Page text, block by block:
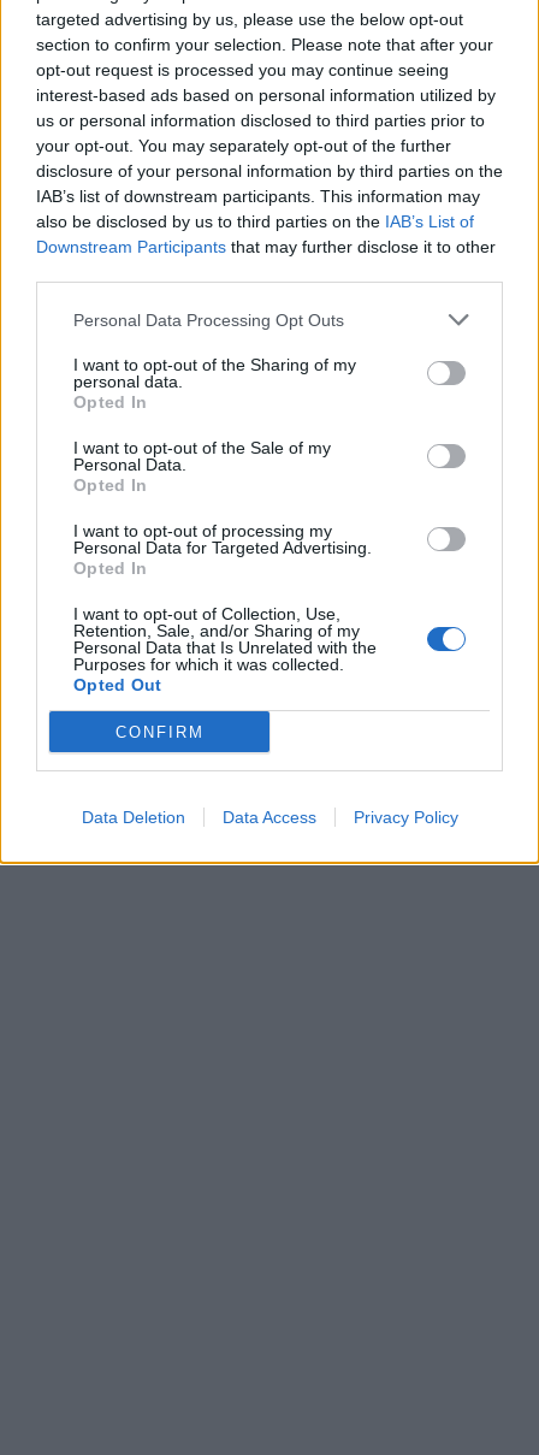
targeted advertising by us, please use the below opt-out
section to confirm your selection. Please note that after your
opt-out request is processed you may continue seeing
interest-based ads based on personal information utilized by
us or personal information disclosed to third parties prior to
your opt-out. You may separately opt-out of the further
disclosure of your personal information by third parties on the
IAB’s list of downstream participants. This information may
also be disclosed by us to third parties on the IAB’s List of
Downstream Participants that may further disclose it to other
Personal Data Processing Opt Outs
I want to opt-out of the Sharing of my
personal data.
Opted In
I want to opt-out of the Sale of my
Personal Data.
Opted In
I want to opt-out of processing my
Personal Data for Targeted Advertising.
Opted In
I want to opt-out of Collection, Use,
Retention, Sale, and/or Sharing of my
Personal Data that Is Unrelated with the
Purposes for which it was collected.
Opted Out
CONFIRM
Data Deletion Data Access Privacy Policy